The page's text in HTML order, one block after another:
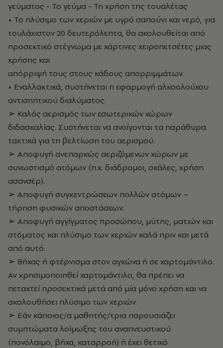
γεύματος - Το γεύμα - Τη χρήση της τουαλέτας
• Το πλύσιμο των χεριών με υγρό σαπούνι και νερό, για
τουλάχιστον 20 δευτερόλεπτα, θα ακολουθείται από
προσεκτικό στέγνωμα με χάρτινες χειροπετσέτες μιας
χρήσης και
απόρριψή τους στους κάδους απορριμμάτων.
• Εναλλακτικά, συστήνεται η εφαρμογή αλκοολούχου
αντισηπτικού διαλύματος.
➢ Καλός αερισμός των εσωτερικών χώρων
διδασκαλίας. Συστήνεται να ανοίγονται τα παράθυρα
τακτικά για τη βελτίωση του αερισμού.
➢ Αποφυγή ανεπαρκώς αεριζόμενων χώρων με
συνωστισμό ατόμων (π.χ. διάδρομοι, σκάλες, χρήση
ασανσέρ).
➢ Αποφυγή συγκεντρώσεων πολλών ατόμων –
τήρηση φυσικών αποστάσεων.
➢ Αποφυγή αγγίγματος προσώπου, μύτης, ματιών και
στόματος και πλύσιμο των χεριών καλά πριν και μετά
από αυτό.
➢ Βήχας ή φτέρνισμα στον αγκώνα ή σε χαρτομάντιλο.
Αν χρησιμοποιηθεί χαρτομάντιλο, θα πρέπει να
πεταχτεί προσεκτικά μετά από μία μόνο χρήση και να
ακολουθήσει πλύσιμο των χεριών.
➢ Εάν κάποιος/α μαθητής/τρια παρουσιάζει
συμπτώματα λοίμωξης του αναπνευστικού
(πονόλαιμο, βήχα, καταρροή) ή έχει θετικό